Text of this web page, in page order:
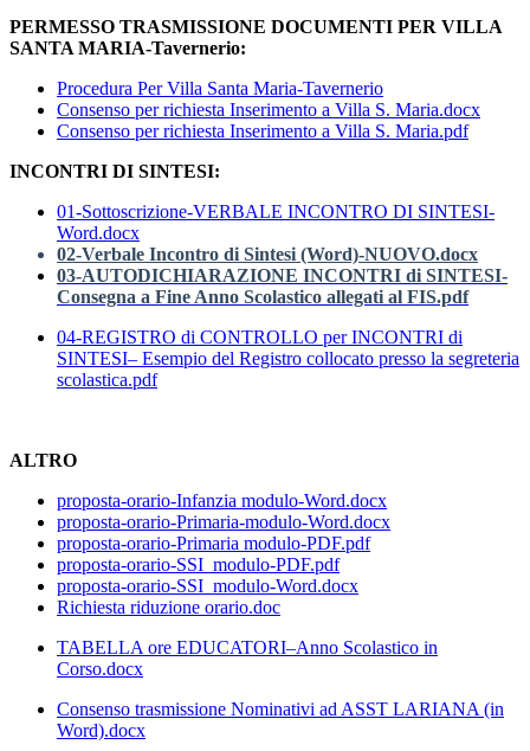
PERMESSO TRASMISSIONE DOCUMENTI PER VILLA
SANTA MARIA-Tavernerio:
Procedura Per Villa Santa Maria-Tavernerio
Consenso per richiesta Inserimento a Villa S. Maria.docx
Consenso per richiesta Inserimento a Villa S. Maria.pdf
INCONTRI DI SINTESI:
01-Sottoscrizione-VERBALE INCONTRO DI SINTESI-
Word.docx
02-Verbale Incontro di Sintesi (Word)-NUOVO.docx
03-AUTODICHIARAZIONE INCONTRI di SINTESI-
Consegna a Fine Anno Scolastico allegati al FIS.pdf
04-REGISTRO di CONTROLLO per INCONTRI di
SINTESI– Esempio del Registro collocato presso la segreteria
scolastica.pdf
ALTRO
proposta-orario-Infanzia modulo-Word.docx
proposta-orario-Primaria-modulo-Word.docx
proposta-orario-Primaria modulo-PDF.pdf
proposta-orario-SSI_modulo-PDF.pdf
proposta-orario-SSI_modulo-Word.docx
Richiesta riduzione orario.doc
TABELLA ore EDUCATORI–Anno Scolastico in
Corso.docx
Consenso trasmissione Nominativi ad ASST LARIANA (in
Word).docx